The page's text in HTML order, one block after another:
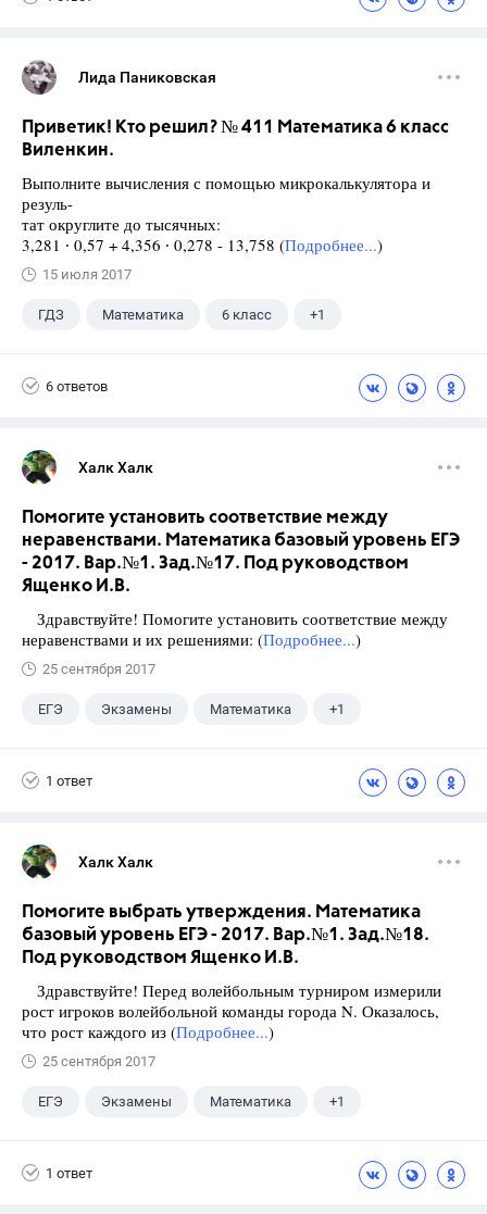
Лида Паниковская
Приветик! Кто решил? № 411 Математика 6 класс
Виленкин.
Выполните вычисления с помощью микрокалькулятора и
резуль-
тат округлите до тысячных:
3,281 ∙ 0,57 + 4,356 ∙ 0,278 - 13,758 (Подробнее...)
15 июля 2017
ГДЗ Математика 6 класс +1
6 ответов
Халк Халк
Помогите установить соответствие между
неравенствами. Математика базовый уровень ЕГЭ
- 2017. Вар.№1. Зад.№17. Под руководством
Ященко И.В.
Здравствуйте! Помогите установить соответствие между
неравенствами и их решениями: (Подробнее...)
25 сентября 2017
ЕГЭ Экзамены Математика +1
1 ответ
Халк Халк
Помогите выбрать утверждения. Математика
базовый уровень ЕГЭ - 2017. Вар.№1. Зад.№18.
Под руководством Ященко И.В.
Здравствуйте! Перед волейбольным турниром измерили
рост игроков волейбольной команды города N. Оказалось,
что рост каждого из (Подробнее...)
25 сентября 2017
ЕГЭ Экзамены Математика +1
1 ответ